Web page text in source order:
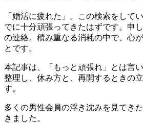
「婚活に疲れた」。この検索をして
でに十分頑張ってきたはずです。申
の連絡。積み重なる消耗の中で、心
とです。
本記事は、「もっと頑張れ」とは言
整理し、休み方と、再開するときの
す。
多くの男性会員の浮き沈みを見てき
きました。